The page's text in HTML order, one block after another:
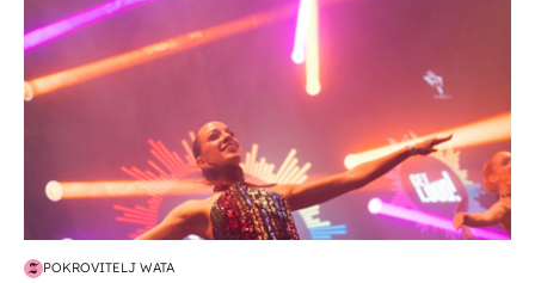
POKROVITELJ WATA